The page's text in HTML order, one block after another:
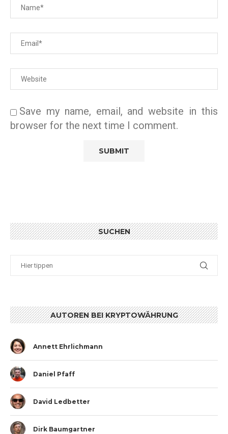
Save my name, email, and website in this
browser for the next time I comment.
SUCHEN
AUTOREN BEI KRYPTOWÄHRUNG
Annett Ehrlichmann
Daniel Pfaff
David Ledbetter
Dirk Baumgartner